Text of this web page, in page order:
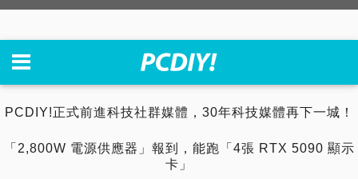
PCDIY!正式前進科技社群媒體，30年科技媒體再下一城！
「2,800W 電源供應器」報到，能跑「4張 RTX 5090 顯示
卡」